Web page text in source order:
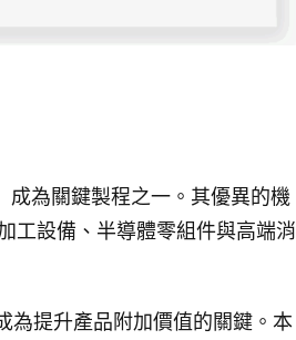
為關鍵製程之一。其優異的機
工設備、半導體零組件與高端消
為提升產品附加價值的關鍵。本